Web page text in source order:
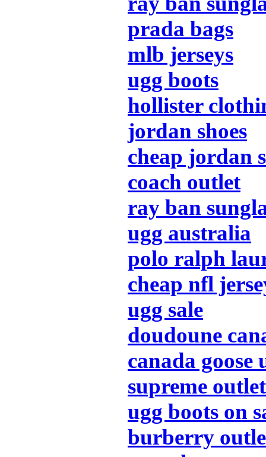
prada bags
mlb jerseys
ugg boots
hollister
jordan shoes
cheap jordan
coach outlet
ray ban
ugg australia
polo ralph
cheap nfl
ugg sale
doudoune
canada goose
supreme outlet
ugg boots on
burberry